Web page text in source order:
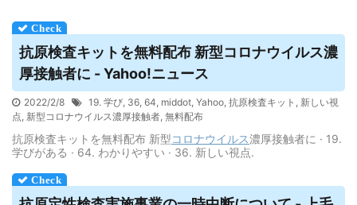
抗原検査キットを無料配布 新型コロナウイルス濃
厚接触者に - Yahoo!ニュース
2022/2/8 19. 学び, 36, 64, middot, Yahoo, 抗原検査キット , 新しい視
点, 新型コロナウイルス濃厚接触者, 無料配布
抗原検査キットを無料配布 新型コロナウイルス濃厚接触者に · 19.
学びがある · 64. わかりやすい · 36. 新しい視点.